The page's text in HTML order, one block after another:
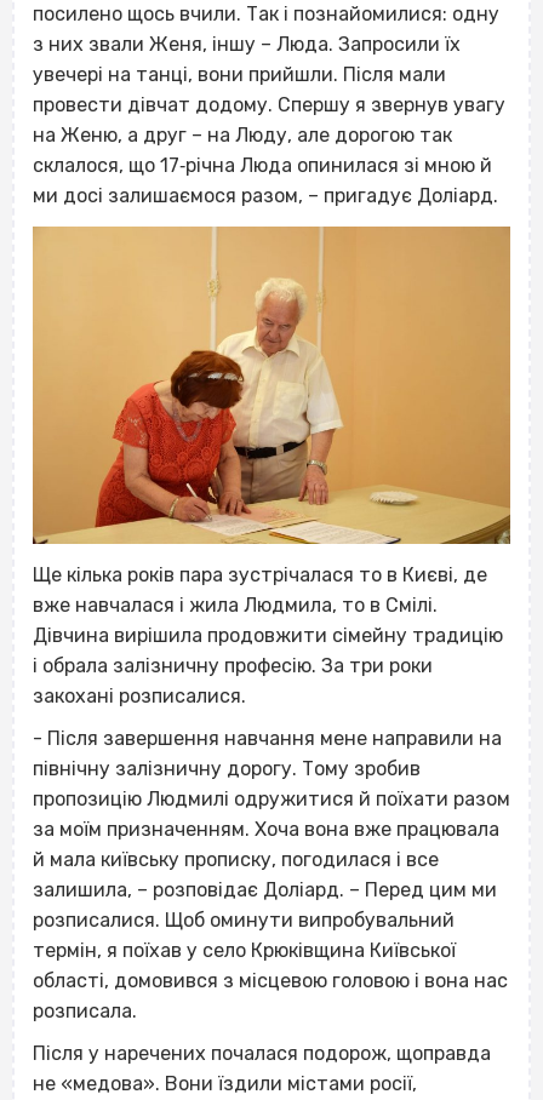
посилено щось вчили. Так і познайомилися: одну
з них звали Женя, іншу – Люда. Запросили їх
увечері на танці, вони прийшли. Після мали
провести дівчат додому. Спершу я звернув увагу
на Женю, а друг – на Люду, але дорогою так
склалося, що 17‐річна Люда опинилася зі мною й
ми досі залишаємося разом, – пригадує Доліард.
Ще кілька років пара зустрічалася то в Києві, де
вже навчалася і жила Людмила, то в Смілі.
Дівчина вирішила продовжити сімейну традицію
і обрала залізничну професію. За три роки
закохані розписалися.
- Після завершення навчання мене направили на
північну залізничну дорогу. Тому зробив
пропозицію Людмилі одружитися й поїхати разом
за моїм призначенням. Хоча вона вже працювала
й мала київську прописку, погодилася і все
залишила, – розповідає Доліард. – Перед цим ми
розписалися. Щоб оминути випробувальний
термін, я поїхав у село Крюківщина Київської
області, домовився з місцевою головою і вона нас
розписала.
Після у наречених почалася подорож, щоправда
не «медова». Вони їздили містами росії,